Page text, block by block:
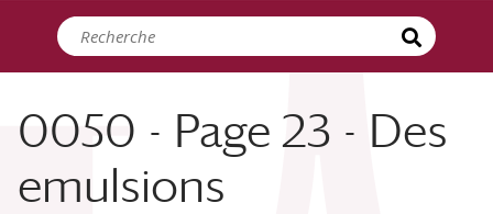
0050 - Page 23 - Des
emulsions